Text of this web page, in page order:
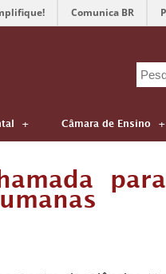
Comunica BR
for:
Câmara de Ensino